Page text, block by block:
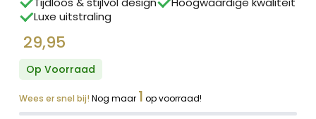
Luxe uitstraling
29,95
Op Voorraad
Wees er snel bij! Nog maar 1 op voorraad!